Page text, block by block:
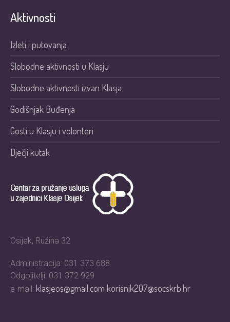
Aktivnosti
Izleti i putovanja
Slobodne aktivnosti u Klasju
Slobodne aktivnosti izvan Klasja
Godišnjak Buđenja
Gosti u Klasju i volonteri
Dječji kutak
Osijek, Ružina 32
Administracija: 031 373 688
Odgojitelji: 031 372 929
e-mail: klasjeos@gmail.comkorisnik207@socskrb.hr